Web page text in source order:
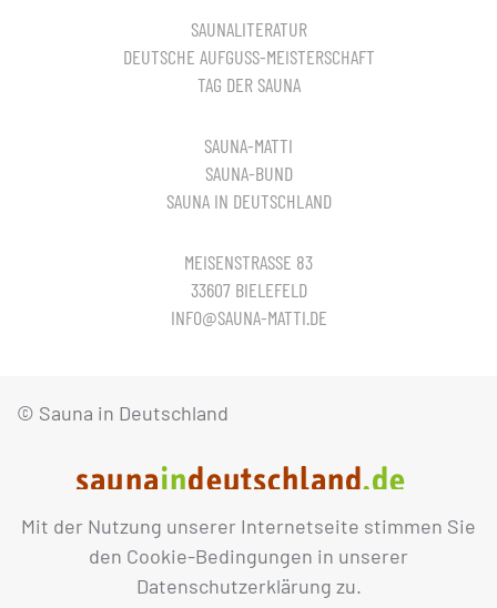
Mit der Nutzung unserer Internetseite stimmen Sie
den Cookie-Bedingungen in unserer
Datenschutzerklärung zu.
SAUNALITERATUR
DEUTSCHE AUFGUSS-MEISTERSCHAFT
TAG DER SAUNA
SAUNA-MATTI
SAUNA-BUND
SAUNA IN DEUTSCHLAND
MEISENSTRASSE 83
33607 BIELEFELD
INFO@SAUNA-MATTI.DE
© Sauna in Deutschland
IMPRESSUM DATENSCHUTZ